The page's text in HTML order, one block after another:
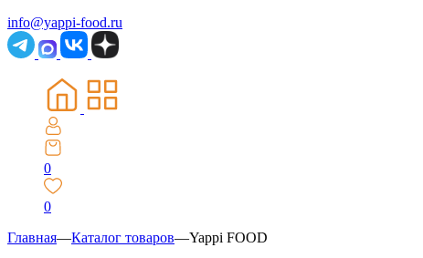
info@yappi-food.ru
0
0
Главная—Каталог товаров—Yappi FOOD